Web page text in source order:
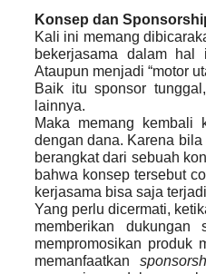
Konsep dan
Kali ini memang
bekerjasama dalam hal
Ataupun menjadi “motor
Baik itu sponsor
lainnya.
Maka memang kembali
dengan dana. Karena
berangkat dari sebuah
bahwa konsep tersebut
kerjasama bisa saja
Yang perlu dicermati,
memberikan dukungan
mempromosikan produk
memanfaatkan